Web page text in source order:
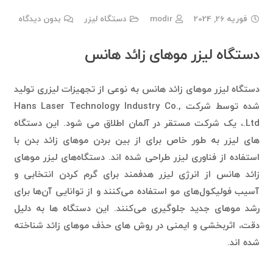
فوریه 26, 2024 modir دستگاه لیزر بدون دیدگاه
دستگاه لیزر موهای زائد هانس
دستگاه لیزر موهای زائد هانس به نوعی از تجهیزات لیزری تولید
شده توسط شرکت Hans Laser Technology Industry Co.,
Ltd.، یک شرکت مستقر در آلمان اطلاق می شود. این دستگاه
های لیزر به طور خاص برای از بین بردن موهای زائد بدن با
استفاده از فناوری لیزر طراحی شده اند. دستگاه‌های لیزر موهای
زائد هانس از انرژی لیزر هدفمند برای گرم کردن انتخابی و
آسیب فولیکول‌های مو استفاده می‌کنند و از توانایی آن‌ها برای
رشد موهای جدید جلوگیری می‌کنند. این دستگاه ها به دلیل
دقت، اثربخشی و ایمنی در روش های حذف موهای زائد شناخته
شده اند.